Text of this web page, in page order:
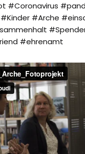
#Coronavirus
#Arche
#ehrenamt